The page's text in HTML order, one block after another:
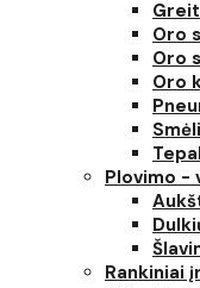
Oro
Oro
Oro
Plovimo -
Rankiniai